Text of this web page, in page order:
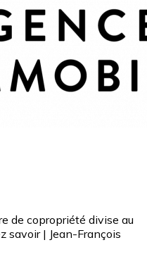
de copropriété divise au
savoir | Jean-François